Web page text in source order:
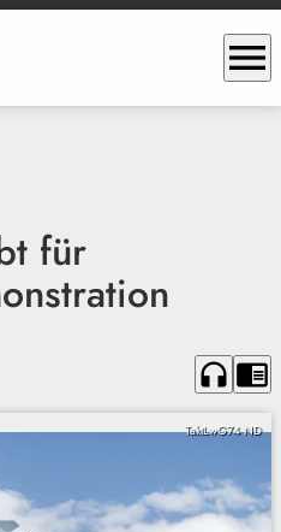
menu
für
headphones chrome_reader_mode
TaktLwG74 ND